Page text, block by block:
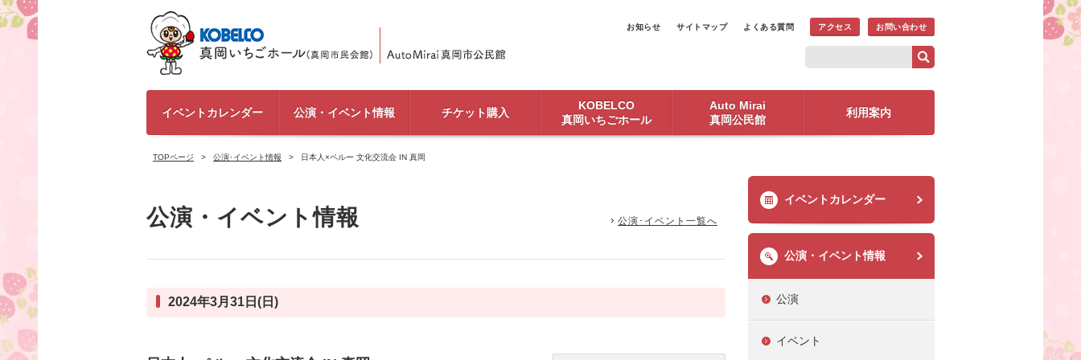
お知らせ サイトマップ よくある質問 アクセス お問い合わせ
イベントカレンダー 公演・イベント情報 チケット購入
KOBELCO
真岡いちごホール
Auto Mirai
真岡公民館
利用案内
TOPページ 公演･イベント情報 日本人×ペルー 文化交流会 IN 真岡
公演・イベント情報 公演･イベント一覧へ
2024年3月31日(日)
イベントカレンダー
公演・イベント情報
公演
イベント